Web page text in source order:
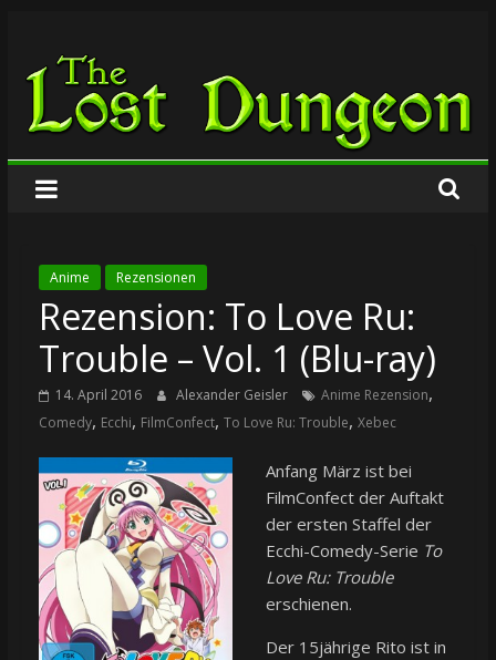
springen
The
Lost
Dungeon
Anime Rezensionen
Rezension: To Love Ru:
Trouble – Vol. 1 (Blu-ray)
14. April 2016 Alexander Geisler Anime Rezension,
Comedy, Ecchi, FilmConfect, To Love Ru: Trouble, Xebec
Anfang März ist bei
FilmConfect der Auftakt
der ersten Staffel der
Ecchi-Comedy-Serie To
Love Ru: Trouble
erschienen.
Der 15jährige Rito ist in